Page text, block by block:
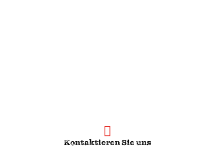
Kontaktieren Sie uns